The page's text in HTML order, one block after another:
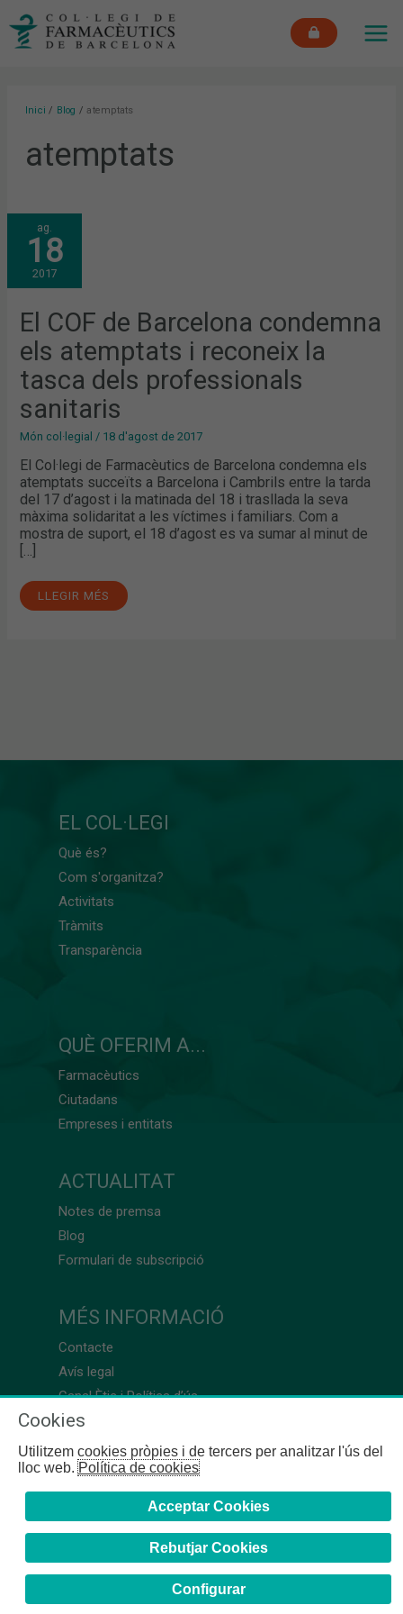
Inici Blog atemptats
atemptats
ag.
18
2017
El COF de Barcelona condemna
els atemptats i reconeix la
tasca dels professionals
sanitaris
Món col·legial / 18 d'agost de 2017
El Col·legi de Farmacèutics de Barcelona condemna els
atemptats succeïts a Barcelona i Cambrils entre la tarda
del 17 d’agost i la matinada del 18 i trasllada la seva
màxima solidaritat a les víctimes i familiars. Com a
mostra de suport, el 18 d’agost es va sumar al minut de
EL
COF
DE
BARCELONA
CONDEMNA
ELS
ATEMPTATS
RECONEIX
LA
TASCA
DELS
PROFESSIONALS
SANITARIS
LLEGIR MÉS
EL COL·LEGI
Què és?
Com s'organitza?
Activitats
Tràmits
Transparència
QUÈ OFERIM A...
Farmacèutics
Ciutadans
Empreses i entitats
ACTUALITAT
Notes de premsa
Blog
Formulari de subscripció
MÉS INFORMACIÓ
Contacte
Avís legal
Canal Ètic i Política d’ús
Cookies
Utilitzem cookies pròpies i de tercers per analitzar l'ús del
lloc web.Política de cookies
Acceptar Cookies
Rebutjar Cookies
Configurar